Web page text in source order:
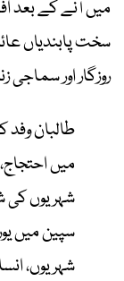
میں آنے کے بعد
سخت پابندیاں
روزگار اور
طالبان
میں
شہریوں کی
سپین میں
شہریوں،